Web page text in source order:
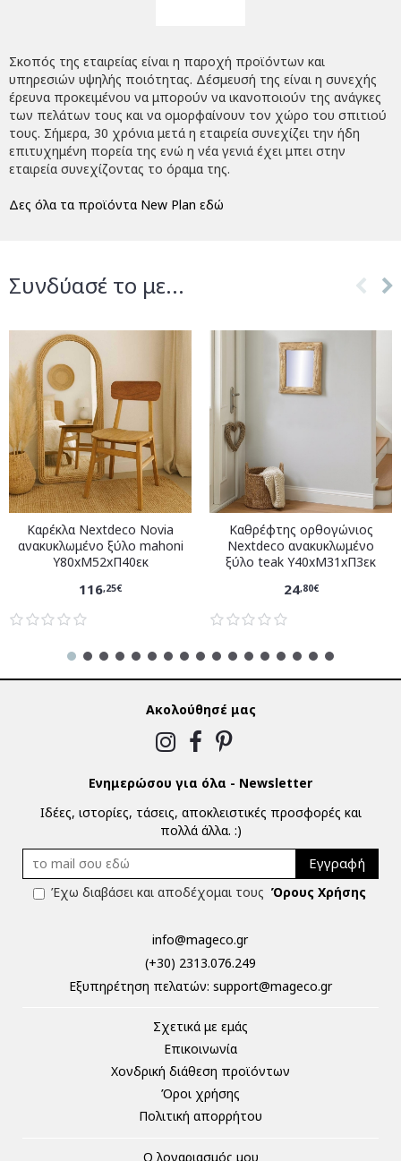
Σκοπός της εταιρείας είναι η παροχή προϊόντων και
υπηρεσιών υψηλής ποιότητας. Δέσμευσή της είναι η συνεχής
έρευνα προκειμένου να μπορούν να ικανοποιούν της ανάγκες
των πελάτων τους και να ομορφαίνουν τον χώρο του σπιτιού
τους. Σήμερα, 30 χρόνια μετά η εταιρεία συνεχίζει την ήδη
επιτυχημένη πορεία της ενώ η νέα γενιά έχει μπει στην
εταιρεία συνεχίζοντας το όραμα της.
Δες όλα τα προϊόντα New Plan εδώ
Συνδύασέ το με...
Καρέκλα Nextdeco Novia
ανακυκλωμένο ξύλο mahoni
Υ80xM52xΠ40εκ
116,25€
Καθρέφτης ορθογώνιος
Nextdeco ανακυκλωμένο
ξύλο teak Υ40xM31xΠ3εκ
24,80€
Ακολούθησέ μας
Ενημερώσου για όλα - Newsletter
Ιδέες, ιστορίες, τάσεις, αποκλειστικές προσφορές και
πολλά άλλα. :)
Εγγραφή
Έχω διαβάσει και αποδέχομαι τους Όρους Χρήσης
info@mageco.gr
(+30) 2313.076.249
Eξυπηρέτηση πελατών: support@mageco.gr
Σχετικά με εμάς
Επικοινωνία
Χονδρική διάθεση προϊόντων
Όροι χρήσης
Πολιτική απορρήτου
Ο λογαριασμός μου